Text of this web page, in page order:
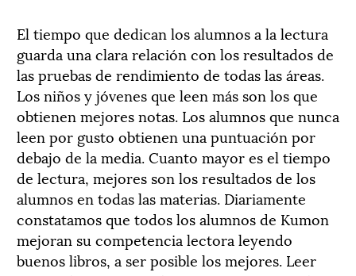
El tiempo que dedican los alumnos a la lectura
guarda una clara relación con los resultados de
las pruebas de rendimiento de todas las áreas.
Los niños y jóvenes que leen más son los que
obtienen mejores notas. Los alumnos que nunca
leen por gusto obtienen una puntuación por
debajo de la media. Cuanto mayor es el tiempo
de lectura, mejores son los resultados de los
alumnos en todas las materias. Diariamente
constatamos que todos los alumnos de Kumon
mejoran su competencia lectora leyendo
buenos libros, a ser posible los mejores. Leer